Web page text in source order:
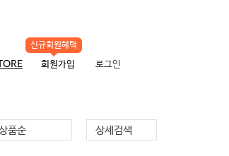
신규회원혜택
회원가입 로그인
상세검색
품순